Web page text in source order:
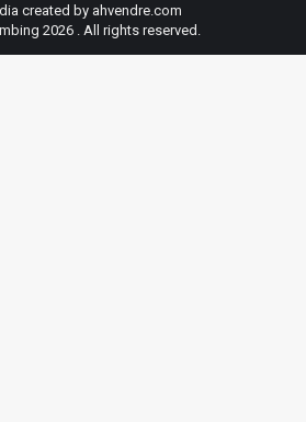
created by ahvendre.com
2026 . All rights reserved.